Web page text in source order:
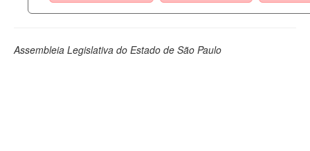
Assembleia Legislativa do Estado de São Paulo